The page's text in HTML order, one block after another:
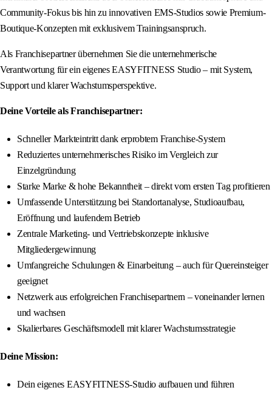
Community-Fokus bis hin zu innovativen EMS-Studios sowie Premium-
Boutique-Konzepten mit exklusivem Trainingsanspruch.
Als Franchisepartner übernehmen Sie die unternehmerische
Verantwortung für ein eigenes EASYFITNESS Studio – mit System,
Support und klarer Wachstumsperspektive.
Deine Vorteile als Franchisepartner:
Schneller Markteintritt dank erprobtem Franchise-System
Reduziertes unternehmerisches Risiko im Vergleich zur
Einzelgründung
Starke Marke & hohe Bekanntheit – direkt vom ersten Tag profitieren
Umfassende Unterstützung bei Standortanalyse, Studioaufbau,
Eröffnung und laufendem Betrieb
Zentrale Marketing- und Vertriebskonzepte inklusive
Mitgliedergewinnung
Umfangreiche Schulungen & Einarbeitung – auch für Quereinsteiger
geeignet
Netzwerk aus erfolgreichen Franchisepartnern – voneinander lernen
und wachsen
Skalierbares Geschäftsmodell mit klarer Wachstumsstrategie
Deine Mission:
Dein eigenes EASYFITNESS-Studio aufbauen und führen